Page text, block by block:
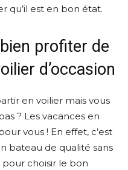
qu’il est en bon état.
profiter de
d’occasion
en voilier mais vous
? Les vacances en
vous ! En effet, c’est
bateau de qualité sans
pour choisir le bon